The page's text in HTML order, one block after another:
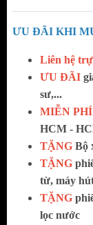
ƯU ĐÃI KHI
Liên hệ
ƯU ĐÃI
sư,...
MIỄN PHÍ
HCM -
TẶNG Bộ
TẶNG
từ, máy
TẶNG
lọc nước